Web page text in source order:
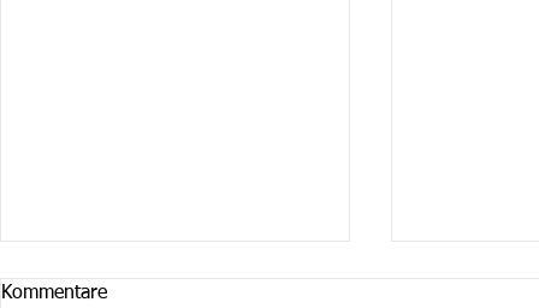
Kommentare